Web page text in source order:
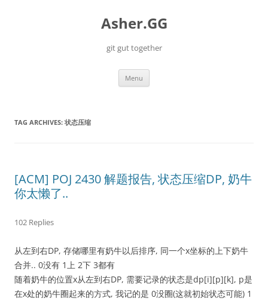
Asher.GG
git gut together
Menu
TAG ARCHIVES: 状态压缩
[ACM] POJ 2430 解题报告, 状态压缩DP, 奶牛
你太懒了..
102 Replies
从左到右DP, 存储哪里有奶牛以后排序, 同一个x坐标的上下奶牛
合并.. 0没有 1上 2下 3都有
随着奶牛的位置x从左到右DP, 需要记录的状态是dp[i][p][k], p是
在x处的奶牛圈起来的方式, 我记的是 0没圈(这就初始状态可能) 1